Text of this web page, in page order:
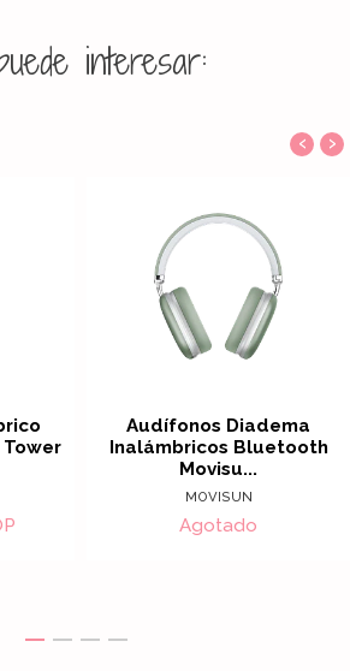
interesar:
Audífonos Diadema
Inalámbricos Bluetooth
Movisu...
MOVISUN
Agotado
‹ ›